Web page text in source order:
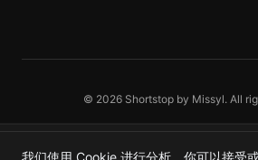
© 2026 Shortstop by Missyl. All
我们使用 Cookie 进行分析。你可以接受